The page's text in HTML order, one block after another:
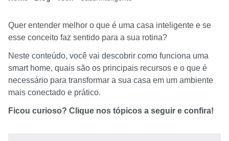
Quer entender melhor o que é uma casa inteligente e se
esse conceito faz sentido para a sua rotina?
Neste conteúdo, você vai descobrir como funciona uma
smart home, quais são os principais recursos e o que é
necessário para transformar a sua casa em um ambiente
mais conectado e prático.
Ficou curioso? Clique nos tópicos a seguir e confira!